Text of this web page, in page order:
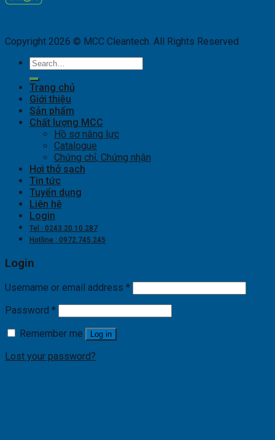
Copyright 2026 © MCC Cleantech. All Rights Reserved
Search
Trang chủ
Giới thiệu
Sản phẩm
Chất lượng MCC
Hồ sơ năng lực
Catalogue
Chứng chỉ, Chứng nhận
Hơi thở sạch
Tin tức
Tuyển dụng
Liên hệ
Login
Tel : 0243.20.10.287
Hotline : 0972.745.245
Login
Username or email address *
Password *
Remember me
Log in
Lost your password?